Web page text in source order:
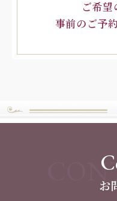
ご希望
事前のご予
お